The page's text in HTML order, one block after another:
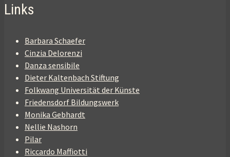
Links
Barbara Schaefer
Cinzia Delorenzi
Danza sensibile
Dieter Kaltenbach Stiftung
Folkwang Universität der Künste
Friedensdorf Bildungswerk
Monika Gebhardt
Nellie Nashorn
Pilar
Riccardo Maffiotti